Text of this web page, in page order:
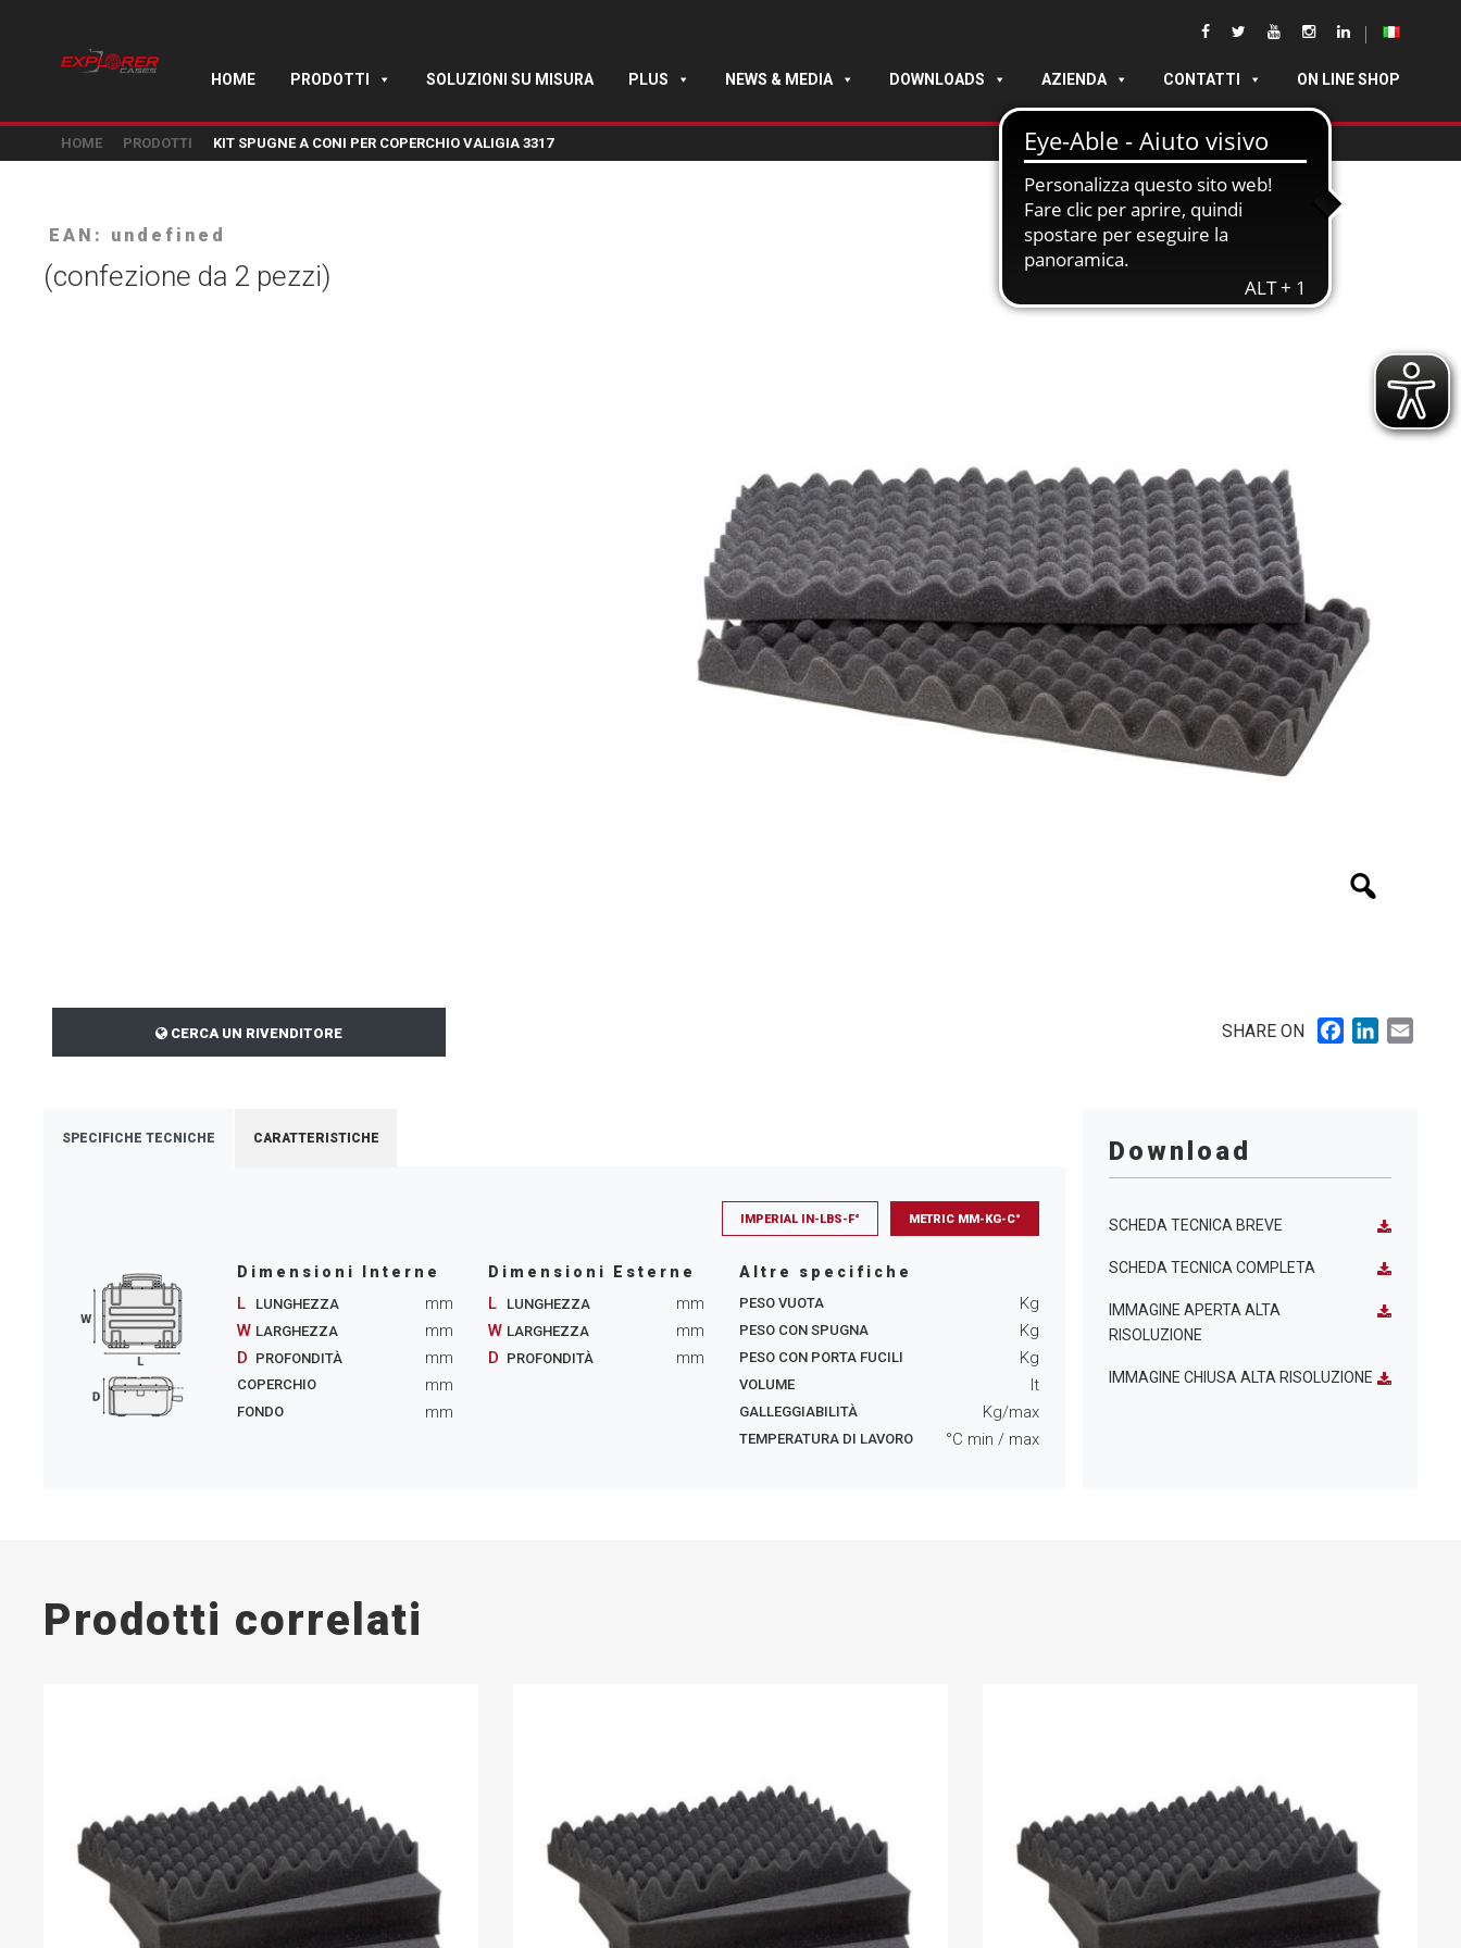
HOME PRODOTTI SOLUZIONI SU MISURA PLUS NEWS & MEDIA DOWNLOADS AZIENDA CONTATTI ON LINE SHOP
HOME PRODOTTI KIT SPUGNE A CONI PER COPERCHIO VALIGIA 3317
EAN: undefined
(confezione da 2 pezzi)
CERCA UN RIVENDITORE SHARE ON Facebook
LinkedIn
SPECIFICHE TECNICHE CARATTERISTICHE
IMPERIAL IN-LBS-F° METRIC MM-KG-C°
Dimensioni Interne
L LUNGHEZZA
mm
W LARGHEZZA
mm
D PROFONDITÀ mm
COPERCHIO mm
FONDO mm
Dimensioni Esterne
L LUNGHEZZA
mm
W LARGHEZZA
mm
D PROFONDITÀ mm
Altre specifiche
PESO VUOTA Kg
PESO CON SPUGNA Kg
PESO CON PORTA FUCILI Kg
VOLUME lt
GALLEGGIABILITÀ Kg/max
TEMPERATURA DI LAVORO °C min / max
Download
SCHEDA TECNICA BREVE
SCHEDA TECNICA COMPLETA
IMMAGINE APERTA ALTA
RISOLUZIONE
IMMAGINE CHIUSA ALTA RISOLUZIONE
Prodotti correlati